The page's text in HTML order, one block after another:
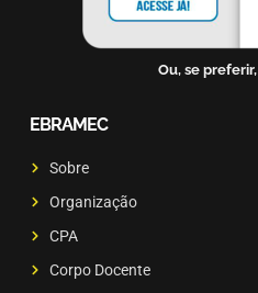
Ou, se preferir,
EBRAMEC
Sobre
Organização
CPA
Corpo Docente